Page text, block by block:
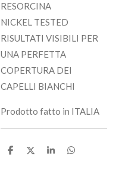
RESORCINA
NICKEL TESTED
RISULTATI VISIBILI PER
UNA PERFETTA
COPERTURA DEI
CAPELLI BIANCHI
Prodotto fatto in ITALIA
C
C
C
C